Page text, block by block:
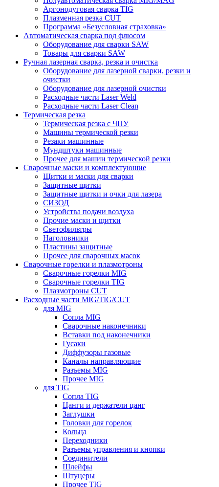
Аргонодуговая сварка TIG
Плазменная резка CUT
Программа «Безусловная страховка»
Автоматическая сварка под флюсом
Оборудование для сварки SAW
Товары для сварки SAW
Ручная лазерная сварка, резка и очистка
Оборудование для лазерной сварки, резки и
очистки
Оборудование для лазерной очистки
Расходные части Laser Weld
Расходные части Laser Clean
Термическая резка
Термическая резка с ЧПУ
Машины термической резки
Резаки машинные
Мундштуки машинные
Прочее для машин термической резки
Сварочные маски и комплектующие
Щитки и маски для сварки
Защитные щитки
Защитные щитки и очки для лазера
СИЗОД
Устройства подачи воздуха
Прочие маски и щитки
Светофильтры
Наголовники
Пластины защитные
Прочее для сварочных масок
Сварочные горелки и плазмотроны
Сварочные горелки MIG
Сварочные горелки TIG
Плазмотроны CUT
Расходные части MIG/TIG/CUT
для MIG
Сопла MIG
Сварочные наконечники
Вставки под наконечники
Гусаки
Диффузоры газовые
Каналы направляющие
Разъемы MIG
Прочее MIG
для TIG
Сопла TIG
Цанги и держатели цанг
Заглушки
Головки для горелок
Кольца
Переходники
Разъемы управления и кнопки
Соединители
Шлейфы
Штуцеры
Прочее TIG